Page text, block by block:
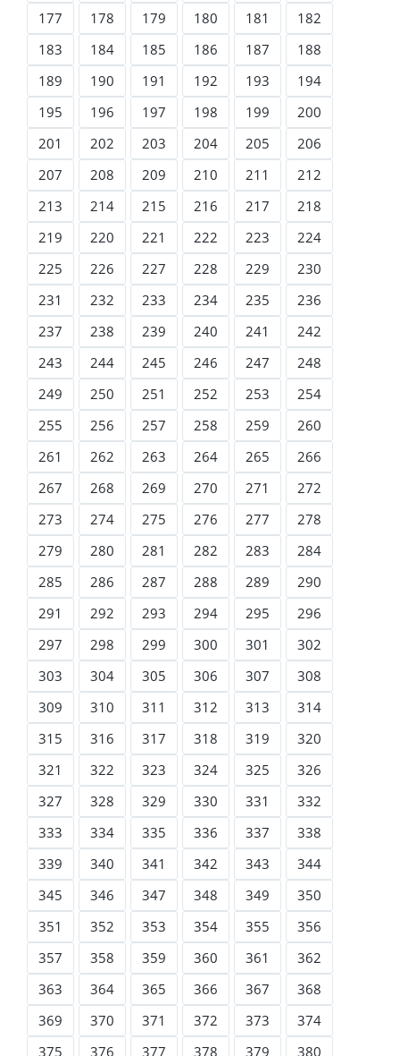
177
178 179 180 181
182
183
184 185 186 187
188
189
190 191 192 193
194
195
196 197 198 199
200
201
202 203 204 205
206
207
208 209 210 211
212
213
214 215 216 217
218
219
220 221 222 223
224
225
226 227 228 229
230
231
232 233 234 235
236
237
238 239 240 241
242
243
244 245 246 247
248
249
250 251 252 253
254
255
256 257 258 259
260
261
262 263 264 265
266
267
268 269 270 271
272
273
274 275 276 277
278
279
280 281 282 283
284
285
286 287 288 289
290
291
292 293 294 295
296
297
298 299 300 301
302
303
304 305 306 307
308
309
310 311 312 313
314
315
316 317 318 319
320
321
322 323 324 325
326
327
328 329 330 331
332
333
334 335 336 337
338
339
340 341 342 343
344
345
346 347 348 349
350
351
352 353 354 355
356
357
358 359 360 361
362
363
364 365 366 367
368
369
370 371 372 373
374
375
376 377 378 379 380